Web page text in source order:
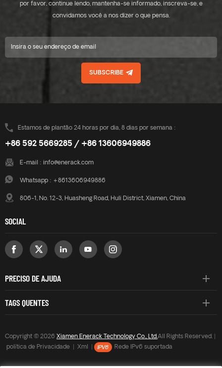
por favor, continue lendo, mantenha-se informado, inscreva-se, e
convidamos você a nos dizer o que pensa.
SUBSCRIBE
Estamos de plantão 24 horas por dia, 8 dias por semana :
+86 592 5669285 / +86 13606949886
E-mail : info@enerack.com
Whatsapp : +8613606949886
806-1, No. 12-3, Huasheng Road, Huli District, Xiamen, China
SOCIAL
PRECISO DE AJUDA
TAGS QUENTES
Copyright © 2026 Xiamen Enerack Technology Co., Ltd.All Rights Reserved. |
política de Privacidade
Xml Rede IPv6 suportada